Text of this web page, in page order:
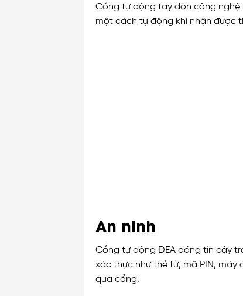
Cổng tự động tay đòn công nghệ
một cách tự động khi nhận được
An ninh
Cổng tự động DEA đáng tin cậy
xác thực như thẻ từ, mã PIN,
qua cổng.